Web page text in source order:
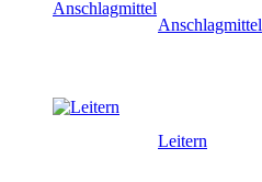
Anschlagmittel
Leitern